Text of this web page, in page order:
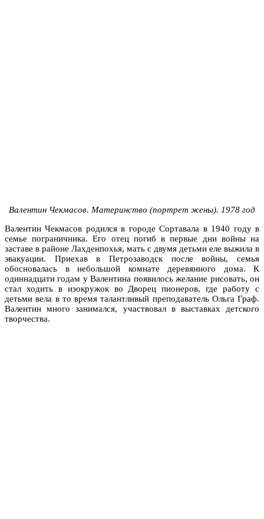
Валентин Чекмасов. Материнство (портрет жены). 1978 год
Валентин Чекмасов родился в городе Сортавала в 1940 году в
семье пограничника. Его отец погиб в первые дни войны на
заставе в районе Лахденпохья, мать с двумя детьми еле выжила в
эвакуации. Приехав в Петрозаводск после войны, семья
обосновалась в небольшой комнате деревянного дома. К
одиннадцати годам у Валентина появилось желание рисовать, он
стал ходить в изокружок во Дворец пионеров, где работу с
детьми вела в то время талантливый преподаватель Ольга Граф.
Валентин много занимался, участвовал в выставках детского
творчества.